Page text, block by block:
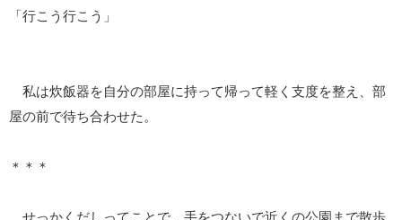
「行こう行こう」
私は炊飯器を自分の部屋に持って帰って軽く支度を整え、部
屋の前で待ち合わせた。
＊＊＊
せっかくだしってことで、手をつないで近くの公園まで散歩